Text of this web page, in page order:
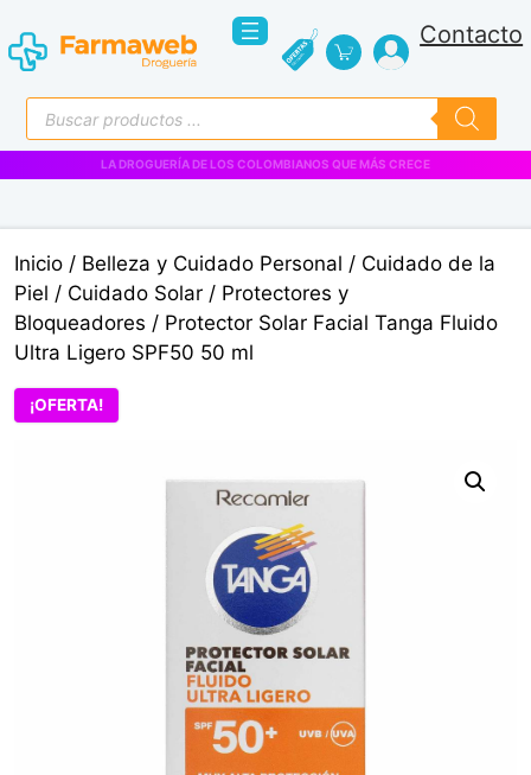
al
contenido
Contacto
Búsqueda
de
productos
VENTAS EMPRESARIALES
Inicio / Belleza y Cuidado Personal / Cuidado de la
Piel / Cuidado Solar / Protectores y
Bloqueadores / Protector Solar Facial Tanga Fluido
Ultra Ligero SPF50 50 ml
¡OFERTA!